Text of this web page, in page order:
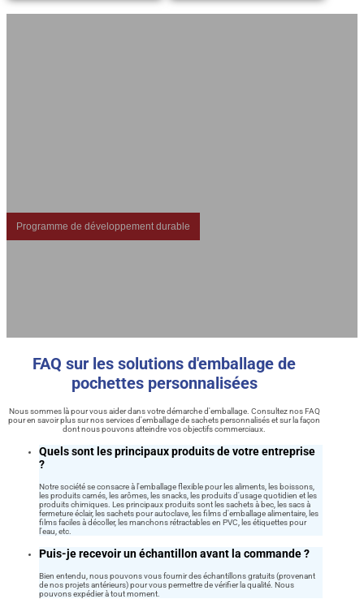
Programme de développement durable
FAQ sur les solutions d'emballage de
pochettes personnalisées
Nous sommes là pour vous aider dans votre démarche d'emballage. Consultez nos FAQ
pour en savoir plus sur nos services d'emballage de sachets personnalisés et sur la façon
dont nous pouvons atteindre vos objectifs commerciaux.
Quels sont les principaux produits de votre entreprise
?
Notre société se consacre à l'emballage flexible pour les aliments, les boissons,
les produits carnés, les arômes, les snacks, les produits d'usage quotidien et les
produits chimiques. Les principaux produits sont les sachets à bec, les sacs à
fermeture éclair, les sachets pour autoclave, les films d'emballage alimentaire, les
films faciles à décoller, les manchons rétractables en PVC, les étiquettes pour
l'eau, etc.
Puis-je recevoir un échantillon avant la commande ?
Bien entendu, nous pouvons vous fournir des échantillons gratuits (provenant
de nos projets antérieurs) pour vous permettre de vérifier la qualité. Nous
pouvons expédier à tout moment.